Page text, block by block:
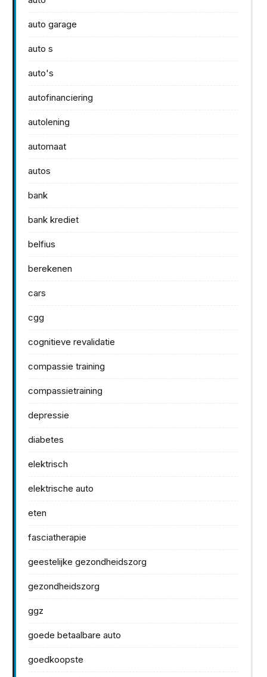
auto garage
auto s
auto's
autofinanciering
autolening
automaat
autos
bank
bank krediet
belfius
berekenen
cars
cgg
cognitieve revalidatie
compassie training
compassietraining
depressie
diabetes
elektrisch
elektrische auto
eten
fasciatherapie
geestelijke gezondheidszorg
gezondheidszorg
ggz
goede betaalbare auto
goedkoopste